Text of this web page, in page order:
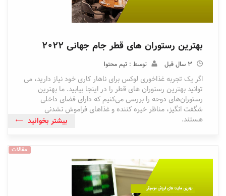
بهترین رستوران های قطر جام جهانی 2022
3 سال قبل توسط : تیم محتوا
اگر یک تجربه غذاخوری لوکس برای ناهار کاری خود نیاز دارید، می
توانید بهترین رستوران های قطر را در اینجا بیابید. ما بهترین
رستوران‌های دوحه را بررسی می‌کنیم که دارای فضای داخلی
شگفت ‌انگیز، مناظر خیره ‌کننده و غذاهای فراموش ‌نشدنی
هستند.
بیشتر بخوانید
مقالات